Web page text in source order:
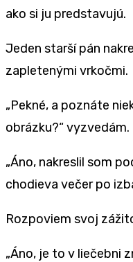
ako si ju predstavujú.
Jeden starší pán
zapletenými vrkočmi.
„Pekné, a poznáte
obrázku?“ vyzvedám.
„Áno, nakreslil som
chodieva večer po
Rozpoviem svoj
„Áno, je to v liečebni